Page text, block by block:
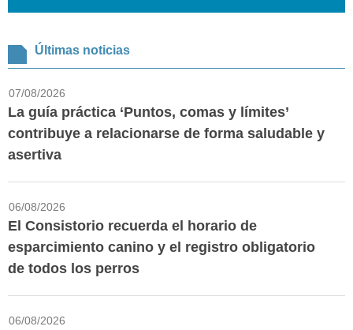
Últimas noticias
07/08/2026
La guía práctica ‘Puntos, comas y límites’
contribuye a relacionarse de forma saludable y
asertiva
06/08/2026
El Consistorio recuerda el horario de
esparcimiento canino y el registro obligatorio
de todos los perros
06/08/2026